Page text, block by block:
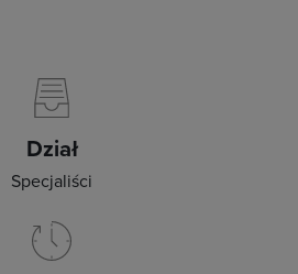
Dział
Specjaliści